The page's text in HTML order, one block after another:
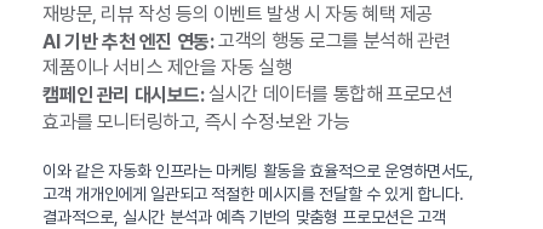
재방문, 리뷰 작성 등의 이벤트 발생 시 자동 혜택 제공
AI 기반 추천 엔진 연동:고객의 행동 로그를 분석해 관련
제품이나 서비스 제안을 자동 실행
캠페인 관리 대시보드:실시간 데이터를 통합해 프로모션
효과를 모니터링하고, 즉시 수정·보완 가능
이와 같은 자동화 인프라는 마케팅 활동을 효율적으로 운영하면서도,
고객 개개인에게 일관되고 적절한 메시지를 전달할 수 있게 합니다.
결과적으로, 실시간 분석과 예측 기반의 맞춤형 프로모션은 고객